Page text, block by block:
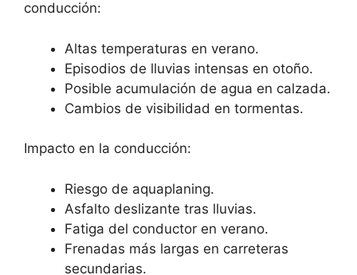
conducción:
Altas temperaturas en verano.
Episodios de lluvias intensas en otoño.
Posible acumulación de agua en calzada.
Cambios de visibilidad en tormentas.
Impacto en la conducción:
Riesgo de aquaplaning.
Asfalto deslizante tras lluvias.
Fatiga del conductor en verano.
Frenadas más largas en carreteras
secundarias.